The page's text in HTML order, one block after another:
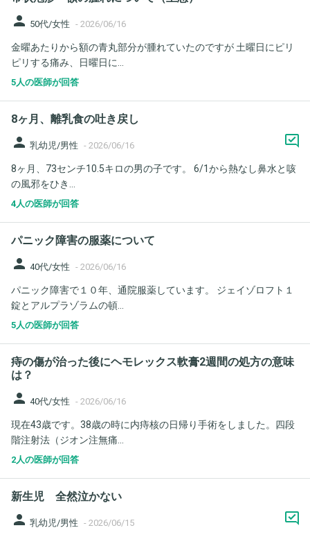
person 50代/女性 - 2026/06/16
金曜あたりから額の青丸部分が腫れていたのですが 土曜日にピリ
ピリする痛み、日曜日に...
5人の医師が回答
8ヶ月、離乳食の吐き戻し
person 乳幼児/男性 - 2026/06/16
8ヶ月、73センチ10.5キロの男の子です。 6/1から熱なし鼻水と咳
の風邪をひき...
4人の医師が回答
パニック障害の服薬について
person 40代/女性 - 2026/06/16
パニック障害で１０年、通院服薬しています。 ジェイゾロフト１
錠とアルプラゾラムの頓...
5人の医師が回答
痔の傷が治った後にヘモレックス軟膏2週間の処方の意味
は？
person 40代/女性 - 2026/06/16
現在43歳です。38歳の時に内痔核の日帰り手術をしました。四段
階注射法（ジオン注無痛...
2人の医師が回答
新生児 全然泣かない
person 乳幼児/男性 - 2026/06/15